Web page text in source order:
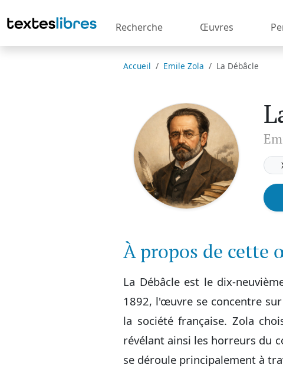
Recherche Œuvres
Accueil Emile Zola La Débâcle
À propos de cette
La Débâcle est le dix-
1892, l'œuvre se concentre
la société française. Zola
révélant ainsi les horreurs du
se déroule principalement à